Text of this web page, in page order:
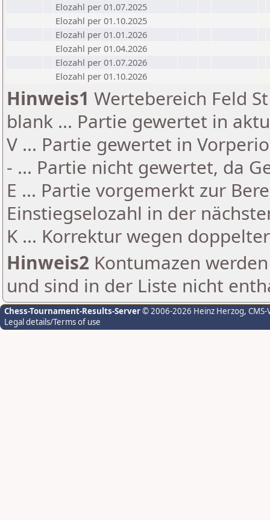
Elozahl per 01.07.2025
Elozahl per 01.10.2025
Elozahl per 01.01.2026
Elozahl per 01.04.2026
Elozahl per 01.07.2026
Elozahl per 01.10.2026
Hinweis1 Wertebereich Feld
blank ... Partie gewertet in
V ... Partie gewertet in
- ... Partie nicht gewertet, da
E ... Partie vorgemerkt zur
Einstiegselozahl in der
K ... Korrektur wegen
Hinweis2 Kontumazen
und sind in der Liste nicht
Chess-Tournament-Results-Server© 2006-2026 Heinz Herzog,
Legal details/Terms of use